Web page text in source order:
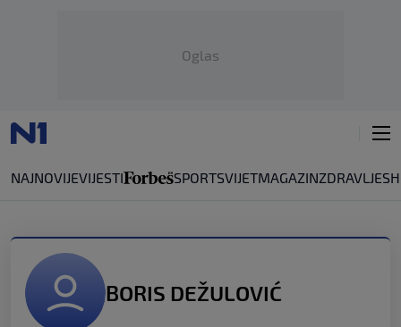
Oglas
NAJNOVIJEVIJESTI SPORTSVIJETMAGAZINZDRAVLJE
BORIS DEŽULOVIĆ